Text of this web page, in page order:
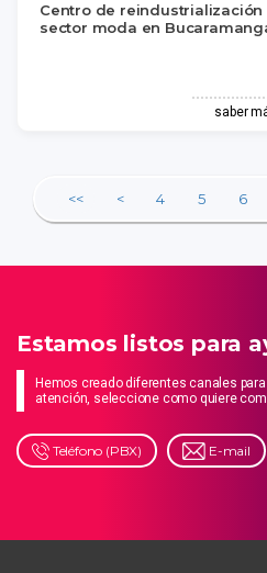
Centro de reindustrialización
sector moda en
saber
<< < 4 5 6
Estamos listos para
Hemos creado diferentes canales
atención, seleccione como quiere
Teléfono (PBX) E-mail